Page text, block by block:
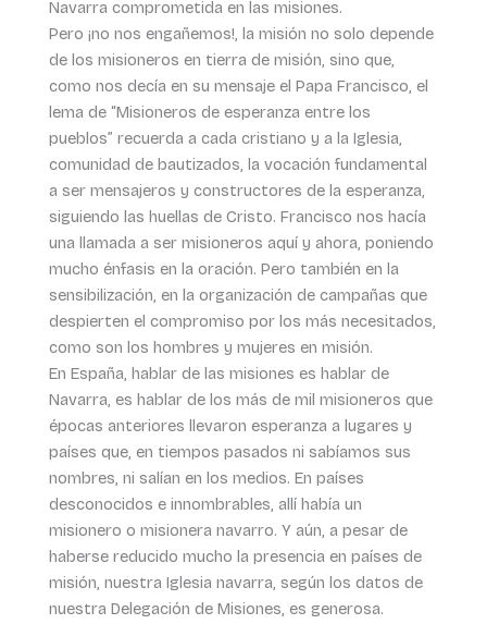
Navarra comprometida en las misiones.
Pero ¡no nos engañemos!, la misión no solo depende
de los misioneros en tierra de misión, sino que,
como nos decía en su mensaje el Papa Francisco, el
lema de “Misioneros de esperanza entre los
pueblos” recuerda a cada cristiano y a la Iglesia,
comunidad de bautizados, la vocación fundamental
a ser mensajeros y constructores de la esperanza,
siguiendo las huellas de Cristo. Francisco nos hacía
una llamada a ser misioneros aquí y ahora, poniendo
mucho énfasis en la oración. Pero también en la
sensibilización, en la organización de campañas que
despierten el compromiso por los más necesitados,
como son los hombres y mujeres en misión.
En España, hablar de las misiones es hablar de
Navarra, es hablar de los más de mil misioneros que
épocas anteriores llevaron esperanza a lugares y
países que, en tiempos pasados ni sabíamos sus
nombres, ni salían en los medios. En países
desconocidos e innombrables, allí había un
misionero o misionera navarro. Y aún, a pesar de
haberse reducido mucho la presencia en países de
misión, nuestra Iglesia navarra, según los datos de
nuestra Delegación de Misiones, es generosa.